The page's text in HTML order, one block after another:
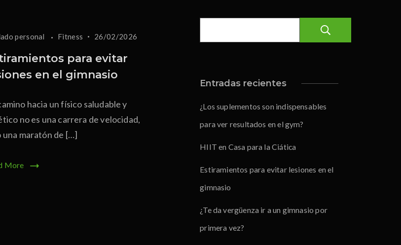
personal Fitness 26/02/2026
para evitar
en el gimnasio
hacia un físico saludable y
no es una carrera de velocidad,
una maratón de […]
More
Entradas recientes
¿Los suplementos son indispensables
para ver resultados en el gym?
HIIT en Casa para la Ciática
Estiramientos para evitar lesiones en el
gimnasio
¿Te da vergüenza ir a un gimnasio por
primera vez?